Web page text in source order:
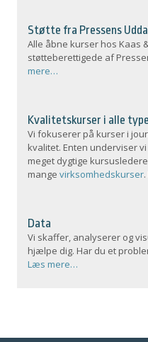
Støtte fra Pressens
Alle åbne kurser hos Kaas
støtteberettigede af
mere…
Kvalitetskurser i alle
Vi fokuserer på kurser i
kvalitet. Enten underviser
meget dygtige
mangevirksomhedskurser.
Data
Vi skaffer, analyserer og
hjælpe dig. Har du et
Læs mere…